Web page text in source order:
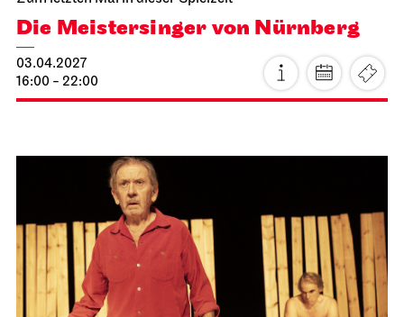
Schauspiel StuttgartSchauspielhaus
Die Glas­menagerie
11.04.2027
19:30